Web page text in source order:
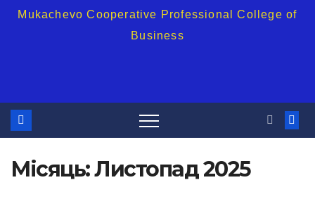
Mukachevo Cooperative Professional College of
Business
Місяць:Листопад 2025